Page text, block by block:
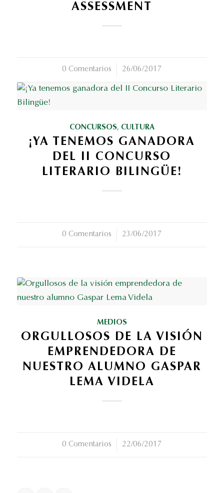
ASSESSMENT
0 Comentarios
/ 26/06/2017
CONCURSOS, CULTURA
¡YA TENEMOS GANADORA
DEL II CONCURSO
LITERARIO BILINGÜE!
0 Comentarios
/ 23/06/2017
MEDIOS
ORGULLOSOS DE LA VISIÓN
EMPRENDEDORA DE
NUESTRO ALUMNO GASPAR
LEMA VIDELA
0 Comentarios
/ 22/06/2017